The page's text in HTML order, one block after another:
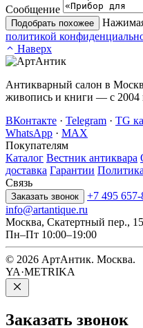
Сообщение
Подобрать похожее
политикой
Наверх
Антикварный салон в
живопись и книги — с 2004
ВКонтакте · Telegram · TG
WhatsApp · MAX
Покупателям
Каталог Вестник антиквара
доставка Гарантии
Связь
Заказать звонок +7 495
info@artantique.ru
Москва, Скатертный пер., 15
Пн–Пт 10:00–19:00
© 2026 АртАнтик. Москва.
YA·METRIKA
Заказать звонок